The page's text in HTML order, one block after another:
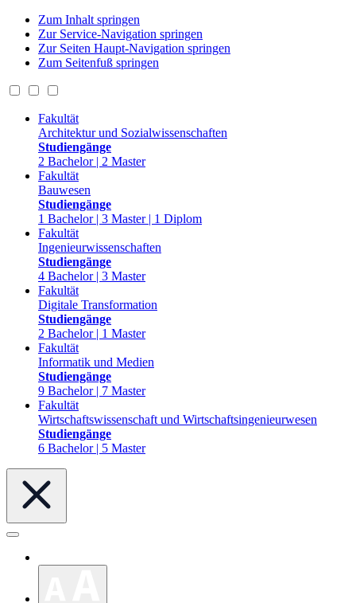
Zum Inhalt springen
Zur Service-Navigation springen
Zur Seiten Haupt-Navigation springen
Zum Seitenfuß springen
Fakultät
Architektur und Sozialwissenschaften
Studiengänge
2 Bachelor | 2 Master
Fakultät
Bauwesen
Studiengänge
1 Bachelor | 3 Master | 1 Diplom
Fakultät
Ingenieurwissenschaften
Studiengänge
4 Bachelor | 3 Master
Fakultät
Digitale Transformation
Studiengänge
2 Bachelor | 1 Master
Fakultät
Informatik und Medien
Studiengänge
9 Bachelor | 7 Master
Fakultät
Wirtschaftswissenschaft und Wirtschaftsingenieurwesen
Studiengänge
6 Bachelor | 5 Master